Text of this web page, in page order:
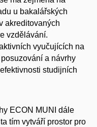
u bakalářských
akreditovaných
vzdělávání.
vyučujících na
a návrhy
studijních
ECON MUNI dále
tím vytváří prostor pro